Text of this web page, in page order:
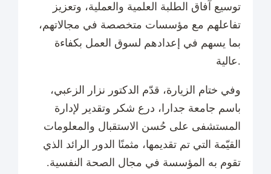
توسيع آفاق الطلبة العلمية والعملية، وتعزيز
تفاعلهم مع مؤسسات متخصصة في مجالاتهم،
بما يسهم في إعدادهم لسوق العمل بكفاءة
عالية.
وفي ختام الزيارة، قدّم الدكتور نزار الزعبي،
باسم جامعة جدارا، درع شكر وتقدير لإدارة
المستشفى على حُسن الاستقبال والمعلومات
القيّمة التي تم تقديمها، مثمنًا الدور الرائد الذي
تقوم به المؤسسة في مجال الصحة النفسية.